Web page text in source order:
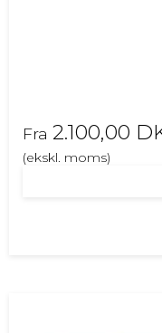
Fra 2.100,00
(ekskl. moms)